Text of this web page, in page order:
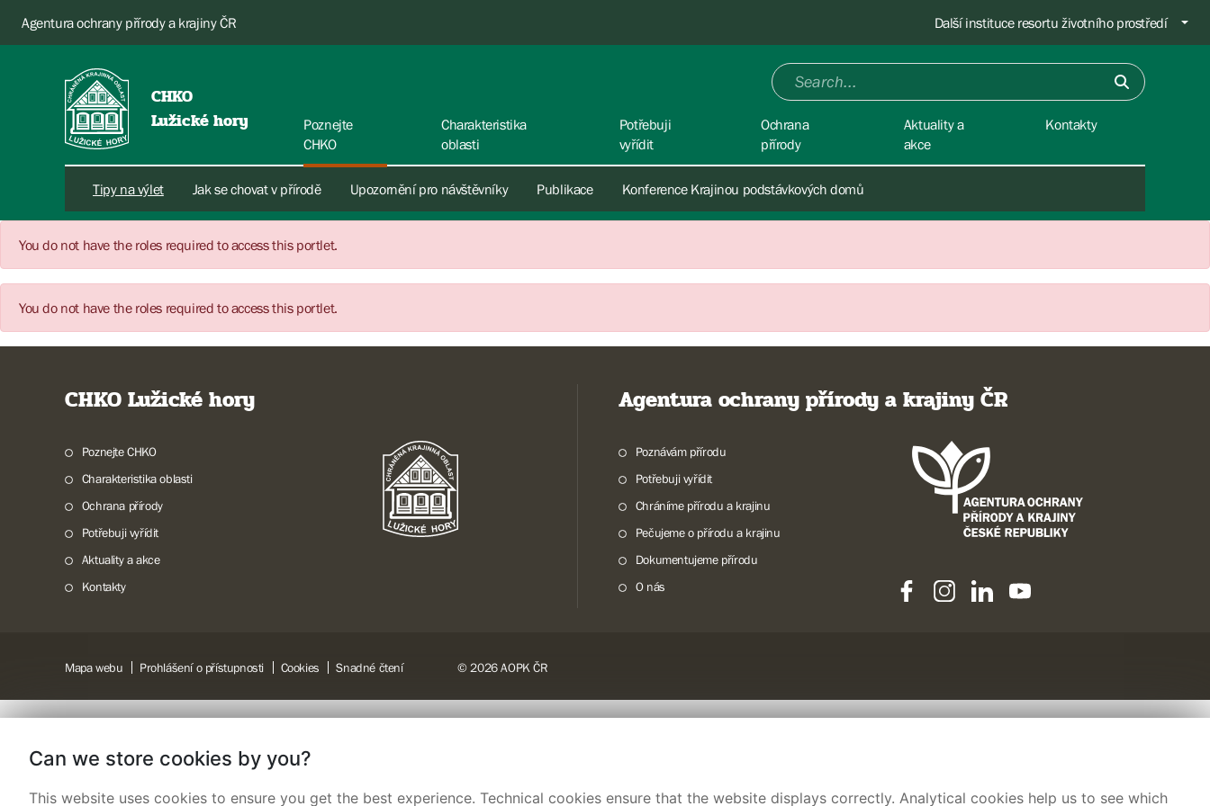
Agentura ochrany přírody a krajiny ČR Další instituce resortu životního prostředí
CHKO
Lužické hory
Poznejte
CHKO
Tipy na výlet Jak se chovat v přírodě Upozornění pro návštěvníky Publikace Konference Krajinou podstávkových domů
Charakteristika
oblasti
Potřebuji
vyřídit
Ochrana
přírody
Aktuality a
akce
Kontakty
You do not have the roles required to access this portlet.
You do not have the roles required to access this portlet.
CHKO Lužické hory
Poznejte CHKO
Charakteristika oblasti
Ochrana přírody
Potřebuji vyřídit
Aktuality a akce
Kontakty
Agentura ochrany přírody a krajiny ČR
Poznávám přírodu
Potřebuji vyřídit
Chráníme přírodu a krajinu
Pečujeme o přírodu a krajinu
Dokumentujeme přírodu
O nás
Mapa webu Prohlášení o přístupnosti Cookies Snadné čtení © 2026 AOPK ČR
Can we store cookies by you?
This website uses cookies to ensure you get the best experience. Technical cookies ensure that the website displays correctly. Analytical cookies help us to see which